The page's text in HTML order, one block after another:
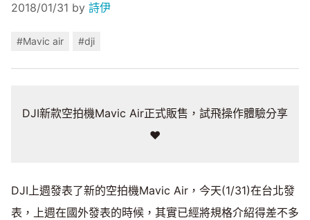
2018/01/31 by 詩伊
#Mavic air #dji
DJI新款空拍機Mavic Air正式販售，試飛操作體驗分享
❤️
DJI上週發表了新的空拍機Mavic Air，今天(1/31)在台北發
表，上週在國外發表的時候，其實已經將規格介紹得差不多